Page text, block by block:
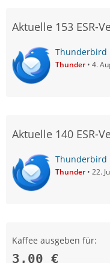
Aktuelle 153 ESR-
Thunderbird
Thunder 4.
Aktuelle 140 ESR-
Thunderbird
Thunder 22.
Kaffee ausgeben für:
3,00 €